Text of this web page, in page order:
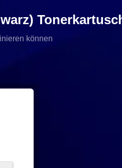
können